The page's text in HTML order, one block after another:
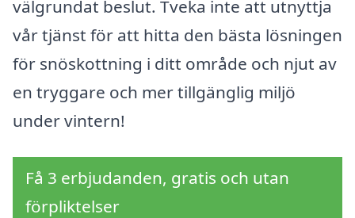
välgrundat beslut. Tveka inte att utnyttja
vår tjänst för att hitta den bästa lösningen
för snöskottning i ditt område och njut av
en tryggare och mer tillgänglig miljö
under vintern!
Få 3 erbjudanden, gratis och utan
förpliktelser